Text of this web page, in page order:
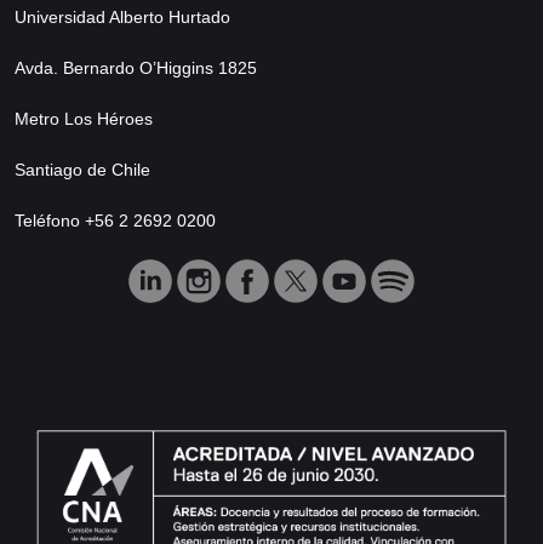
Universidad Alberto Hurtado
Avda. Bernardo O’Higgins 1825
Metro Los Héroes
Santiago de Chile
Teléfono +56 2 2692 0200